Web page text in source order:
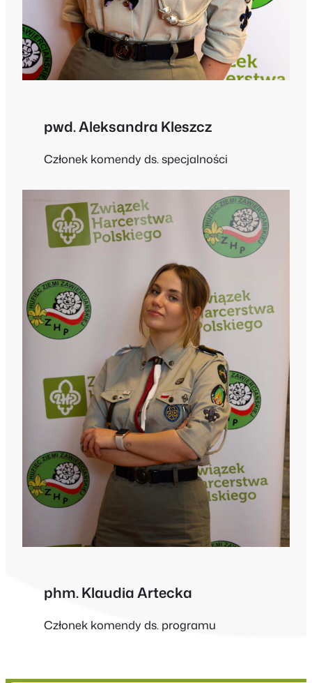
pwd. Aleksandra Kleszcz
Członek komendy ds. specjalności
phm. Klaudia Artecka
Członek komendy ds. programu